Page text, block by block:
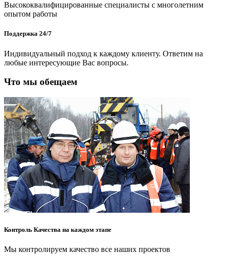
Высококвалифицированные специалисты с многолетним
опытом работы
Поддержка 24/7
Индивидуальный подход к каждому клиенту. Ответим на
любые интересующие Вас вопросы.
Что мы обещаем
Контроль Качества на каждом этапе
Мы контролируем качество все наших проектов